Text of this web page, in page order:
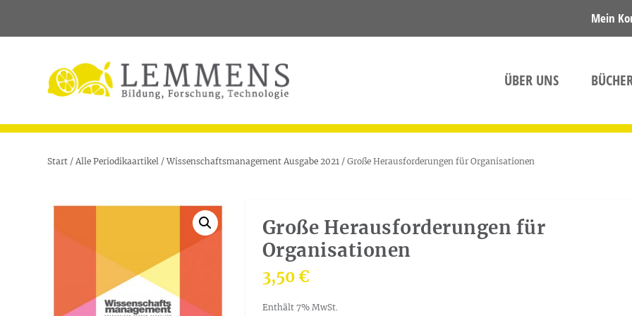
Mein
ÜBER UNS
Start / Alle Periodikaartikel /Wissenschaftsmanagement Ausgabe 2021 / Große Herausforderungen für Organisationen
Große Herausforderungen für
Organisationen
3,50€
Enthält 7% MwSt.